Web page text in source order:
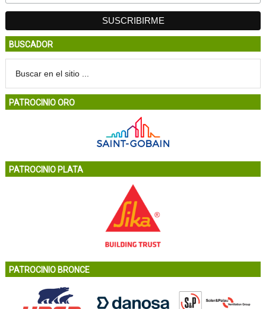
BUSCADOR
PATROCINIO ORO
PATROCINIO PLATA
PATROCINIO BRONCE